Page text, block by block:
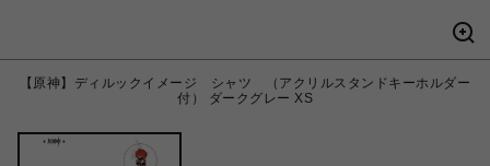
【原神】ディルックイメージ シャツ （アクリルスタンドキーホルダー
付） ダークグレー XS